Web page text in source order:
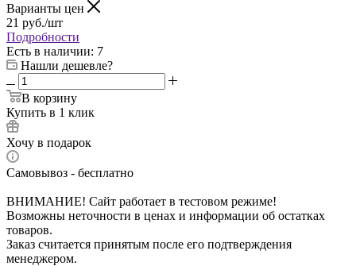
Варианты цен
21 руб./шт
Подробности
Есть в наличии: 7
Нашли дешевле?
В корзину
Купить в 1 клик
Хочу в подарок
Самовывоз - бесплатно
ВНИМАНИЕ! Сайт работает в тестовом режиме!
Возможны неточности в ценах и информации об остатках
товаров.
Заказ считается принятым после его подтверждения
менеджером.